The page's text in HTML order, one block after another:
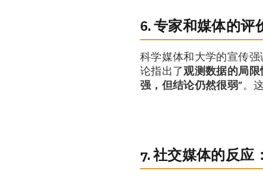
6. 专家和媒体的评
科学媒体和大学的宣传
论指出了观测数据的局限
强，但结论仍然很弱”。
7. 社交媒体的反应